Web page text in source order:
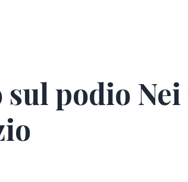
sul podio